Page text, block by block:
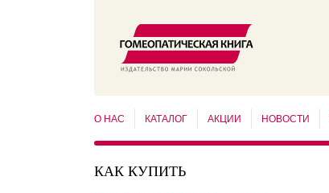
О НАС КАТАЛОГ АКЦИИ НОВОСТИ
КАК КУПИТЬ